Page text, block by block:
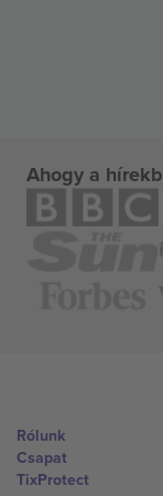
Ahogy a
Rólunk
Csapat
TixProtect